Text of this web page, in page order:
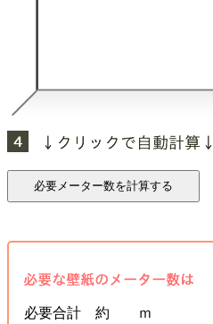
必要合計 約 ｍ